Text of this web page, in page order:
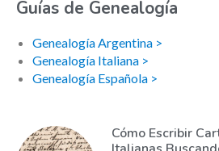
Guías de Genealogía
Genealogía Argentina >
Genealogía Italiana >
Genealogía Española >
Cómo Escribir